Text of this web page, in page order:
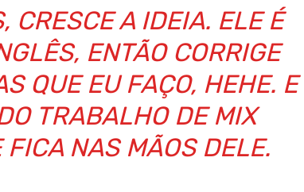
CRESCE A IDEIA. ELE É
ENTÃO CORRIGE
QUE EU FAÇO, HEHE. E
TRABALHO DE MIX
FICA NAS MÃOS DELE.